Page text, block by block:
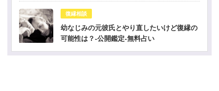
復縁相談
幼なじみの元彼氏とやり直したいけど復縁の
可能性は？-公開鑑定-無料占い